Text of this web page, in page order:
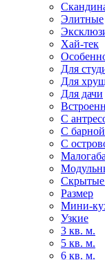
Элитные
Хай-тек
Для
Для
Для дачи
С
С
С
Скрытые
Размер
Мини-
Узкие
3 кв. м.
5 кв. м.
6 кв. м.